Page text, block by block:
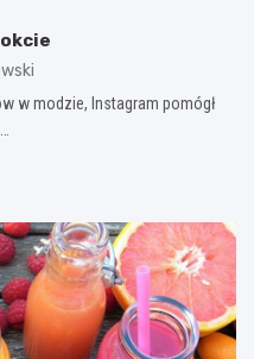
w modzie, Instagram pomógł